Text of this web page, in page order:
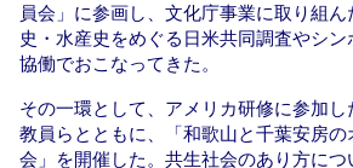
員会」に参画し、文化庁事業に取り組
史・水産史をめぐる日米共同調査やシ
協働でおこなってきた。
その一環として、アメリカ研修に参加
教員らとともに、「和歌山と千葉安房
会」を開催した。共生社会のあり方につ